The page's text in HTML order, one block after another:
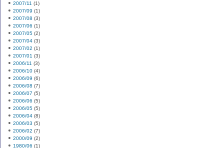
2007/11 (1)
2007/09 (1)
2007/08 (3)
2007/06 (1)
2007/05 (2)
2007/04 (3)
2007/02 (1)
2007/01 (3)
2006/11 (3)
2006/10 (4)
2006/09 (6)
2006/08 (7)
2006/07 (5)
2006/06 (5)
2006/05 (5)
2006/04 (8)
2006/03 (5)
2006/02 (7)
2000/09 (2)
1980/06 (1)